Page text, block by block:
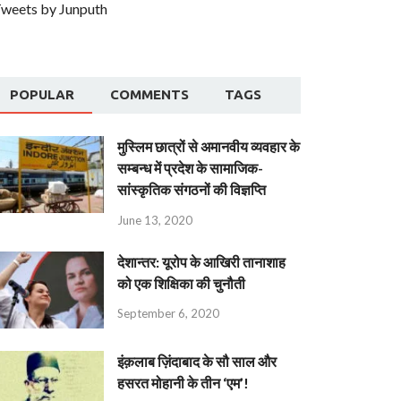
by Junputh
POPULAR COMMENTS TAGS
मुस्लिम छात्रों से अमानवीय व्यवहार के
सम्बन्ध में प्रदेश के सामाजिक-
सांस्कृतिक संगठनों की विज्ञप्ति
June 13, 2020
देशान्‍तर: यूरोप के आखिरी तानाशाह
को एक शिक्षिका की चुनौती
September 6, 2020
इंक़लाब ज़िंदाबाद के सौ साल और
हसरत मोहानी के तीन ‘एम’!